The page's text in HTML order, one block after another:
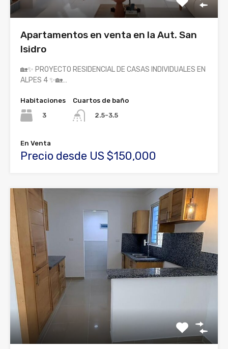
Apartamentos en venta en la Aut. San
Isidro
🏡✨ PROYECTO RESIDENCIAL DE CASAS INDIVIDUALES EN
ALPES 4 ✨🏡…
Habitaciones
3
Cuartos de baño
2.5-3.5
En Venta
Precio desde US $150,000